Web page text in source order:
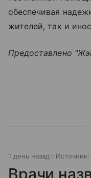
обеспечивая
жителей, так и
Предоставлено
1 день назад Источник:
Врачи